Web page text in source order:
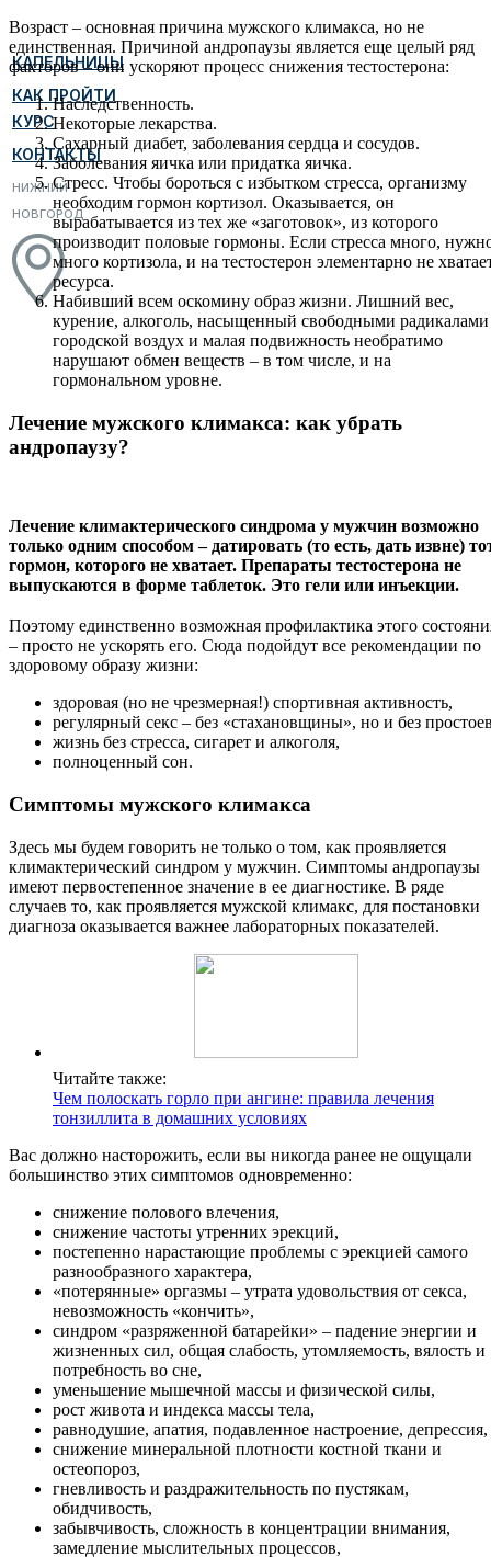
КАПЕЛЬНИЦЫ
КАК ПРОЙТИ
КУРС
КОНТАКТЫ
НИЖНИЙ
НОВГОРОД
Возраст – основная причина мужского климакса, но не
единственная. Причиной андропаузы является еще целый ряд
факторов – они ускоряют процесс снижения тестостерона:
Наследственность.
Некоторые лекарства.
Сахарный диабет, заболевания сердца и сосудов.
Заболевания яичка или придатка яичка.
Стресс. Чтобы бороться с избытком стресса, организму
необходим гормон кортизол. Оказывается, он
вырабатывается из тех же «заготовок», из которого
производит половые гормоны. Если стресса много,
много кортизола, и на тестостерон элементарно не
ресурса.
Набивший всем оскомину образ жизни. Лишний вес,
курение, алкоголь, насыщенный свободными радикалами
городской воздух и малая подвижность необратимо
нарушают обмен веществ – в том числе, и на
гормональном уровне.
Лечение мужского климакса: как убрать
андропаузу?
Лечение климактерического синдрома у мужчин возможно
только одним способом – датировать (то есть, дать извне)
гормон, которого не хватает. Препараты тестостерона не
выпускаются в форме таблеток. Это гели или инъекции.
Поэтому единственно возможная профилактика этого
– просто не ускорять его. Сюда подойдут все рекомендации по
здоровому образу жизни:
здоровая (но не чрезмерная!) спортивная активность,
регулярный секс – без «стахановщины», но и без
жизнь без стресса, сигарет и алкоголя,
полноценный сон.
Симптомы мужского климакса
Здесь мы будем говорить не только о том, как проявляется
климактерический синдром у мужчин. Симптомы андропаузы
имеют первостепенное значение в ее диагностике. В ряде
случаев то, как проявляется мужской климакс, для постановки
диагноза оказывается важнее лабораторных показателей.
Читайте также:
Чем полоскать горло при ангине: правила лечения
тонзиллита в домашних условиях
Вас должно насторожить, если вы никогда ранее не ощущали
большинство этих симптомов одновременно:
снижение полового влечения,
снижение частоты утренних эрекций,
постепенно нарастающие проблемы с эрекцией самого
разнообразного характера,
«потерянные» оргазмы – утрата удовольствия от секса,
невозможность «кончить»,
синдром «разряженной батарейки» – падение энергии и
жизненных сил, общая слабость, утомляемость, вялость и
потребность во сне,
уменьшение мышечной массы и физической силы,
рост живота и индекса массы тела,
равнодушие, апатия, подавленное настроение, депрессия,
снижение минеральной плотности костной ткани и
остеопороз,
гневливость и раздражительность по пустякам,
обидчивость,
забывчивость, сложность в концентрации внимания,
замедление мыслительных процессов,